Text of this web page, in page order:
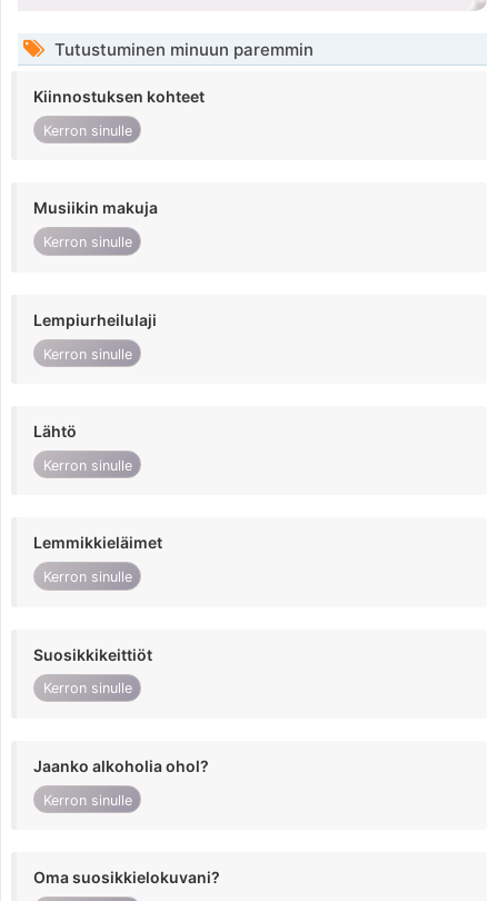
Tutustuminen minuun paremmin
Kiinnostuksen kohteet
Kerron sinulle
Musiikin makuja
Kerron sinulle
Lempiurheilulaji
Kerron sinulle
Lähtö
Kerron sinulle
Lemmikkieläimet
Kerron sinulle
Suosikkikeittiöt
Kerron sinulle
Jaanko alkoholia ohol?
Kerron sinulle
Oma suosikkielokuvani?